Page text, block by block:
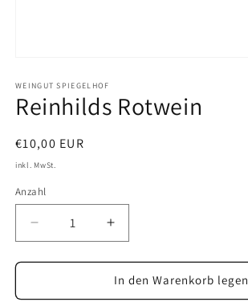
in
Modal
öffnen
WEINGUT SPIEGELHOF
Reinhilds Rotwein
Normaler
Preis
€10,00 EUR
inkl. MwSt.
Anzahl
Verringere
die
Menge
Reinhilds
Erhöhe
die
Menge
für
Reinhilds
In den Warenkorb legen